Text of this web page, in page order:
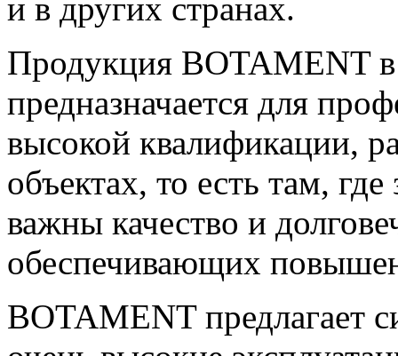
и в других странах.
Продукция BOTAMENT
предназначается для
высокой квалификации,
объектах, то есть там,
важны качество и
обеспечивающих
BOTAMENT предлагает